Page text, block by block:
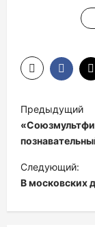
а
в
и
г
а
Предыдущий
Следующий:
В московских